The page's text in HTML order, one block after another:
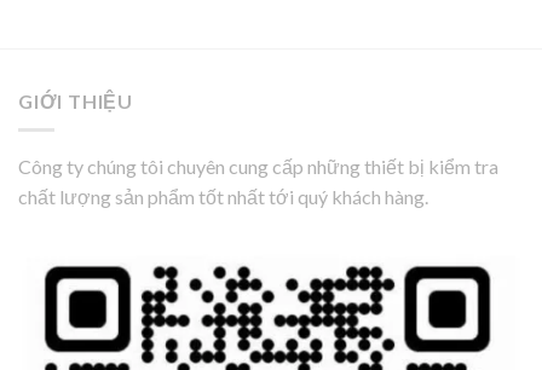
GIỚI THIỆU
Công ty chúng tôi chuyên cung cấp những thiết bị kiểm tra
chất lượng sản phẩm tốt nhất tới quý khách hàng.